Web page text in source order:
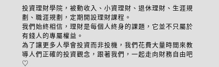
投資理財學院，被動收入、小資理財、退休理財、生涯規
劃、職涯規劃，定期開設理財課程。
我們始終相信，理財是每個人終身的課題，它並不只屬於
有錢人的專屬權益。
為了讓更多人學會投資而非投機，我們花費大量時間來教
導人們正確的投資觀念，跟著我們，一起走向財務自由吧
♡